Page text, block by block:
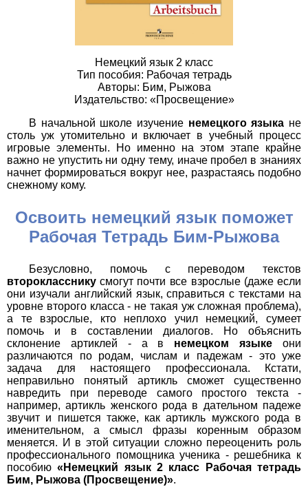
Немецкий язык 2 класс
Тип пособия: Рабочая тетрадь
Авторы: Бим, Рыжова
Издательство: «Просвещение»
В начальной школе изучение немецкого языка не
столь уж утомительно и включает в учебный процесс
игровые элементы. Но именно на этом этапе крайне
важно не упустить ни одну тему, иначе пробел в знаниях
начнет формироваться вокруг нее, разрастаясь подобно
снежному кому.
Освоить немецкий язык поможет
Рабочая Тетрадь Бим-Рыжова
Безусловно, помочь с переводом текстов
второкласснику смогут почти все взрослые (даже если
они изучали английский язык, справиться с текстами на
уровне второго класса - не такая уж сложная проблема),
а те взрослые, кто неплохо учил немецкий, сумеет
помочь и в составлении диалогов. Но объяснить
склонение артиклей - а в немецком языке они
различаются по родам, числам и падежам - это уже
задача для настоящего профессионала. Кстати,
неправильно понятый артикль сможет существенно
навредить при переводе самого простого текста -
например, артикль женского рода в дательном падеже
звучит и пишется также, как артикль мужского рода в
именительном, а смысл фразы коренным образом
меняется. И в этой ситуации сложно переоценить роль
профессионального помощника ученика - решебника к
пособию«Немецкий язык 2 класс Рабочая тетрадь
Бим, Рыжова (Просвещение)».